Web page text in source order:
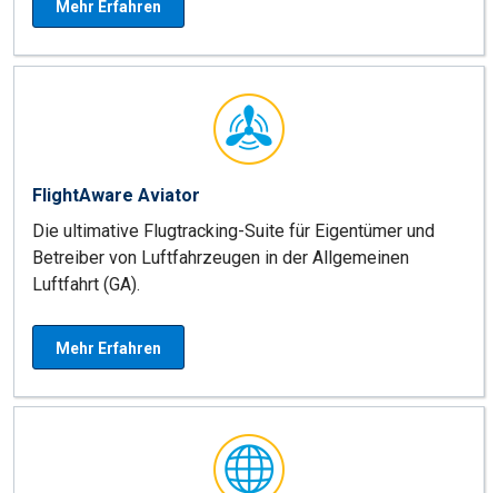
Mehr Erfahren
FlightAware Aviator
Die ultimative Flugtracking-Suite für Eigentümer und
Betreiber von Luftfahrzeugen in der Allgemeinen
Luftfahrt (GA).
Mehr Erfahren